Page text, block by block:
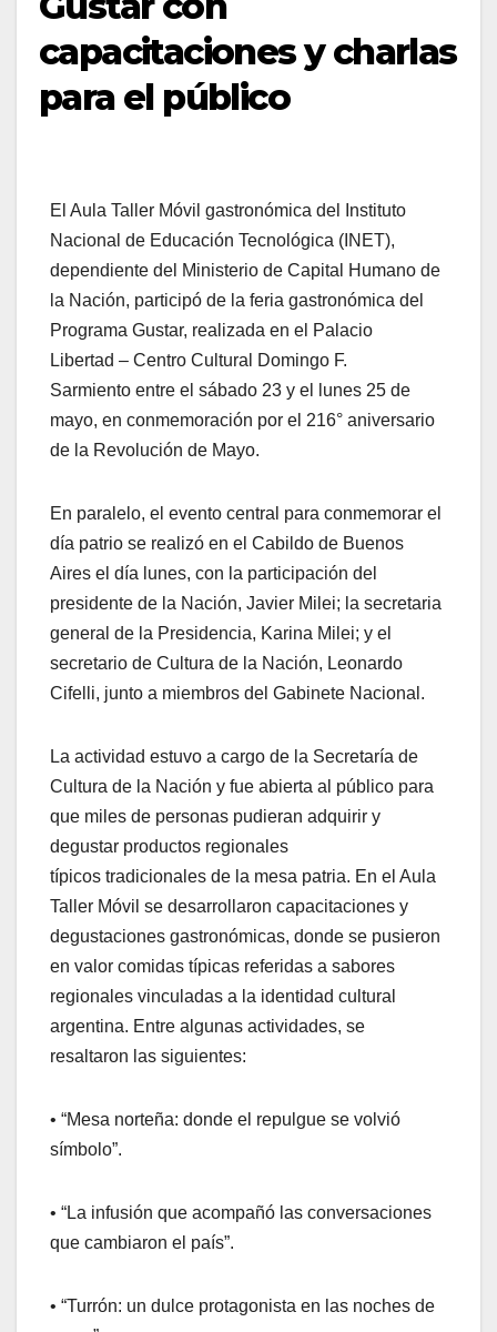
capacitaciones y charlas
para el público
El Aula Taller Móvil gastronómica del Instituto
Nacional de Educación Tecnológica (INET),
dependiente del Ministerio de Capital Humano de
la Nación, participó de la feria gastronómica del
Programa Gustar, realizada en el Palacio
Libertad – Centro Cultural Domingo F.
Sarmiento entre el sábado 23 y el lunes 25 de
mayo, en conmemoración por el 216° aniversario
de la Revolución de Mayo.
En paralelo, el evento central para conmemorar el
día patrio se realizó en el Cabildo de Buenos
Aires el día lunes, con la participación del
presidente de la Nación, Javier Milei; la secretaria
general de la Presidencia, Karina Milei; y el
secretario de Cultura de la Nación, Leonardo
Cifelli, junto a miembros del Gabinete Nacional.
La actividad estuvo a cargo de la Secretaría de
Cultura de la Nación y fue abierta al público para
que miles de personas pudieran adquirir y
degustar productos regionales
típicos tradicionales de la mesa patria. En el Aula
Taller Móvil se desarrollaron capacitaciones y
degustaciones gastronómicas, donde se pusieron
en valor comidas típicas referidas a sabores
regionales vinculadas a la identidad cultural
argentina. Entre algunas actividades, se
resaltaron las siguientes:
• “Mesa norteña: donde el repulgue se volvió
símbolo”.
• “La infusión que acompañó las conversaciones
que cambiaron el país”.
• “Turrón: un dulce protagonista en las noches de